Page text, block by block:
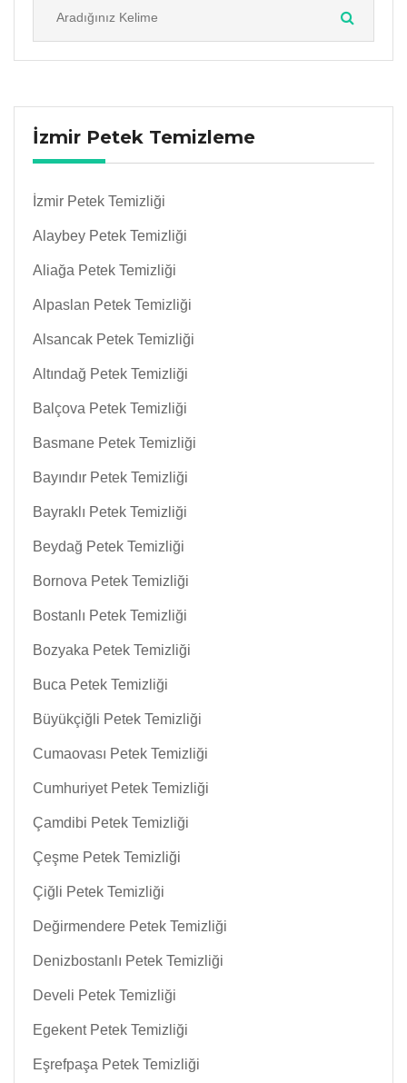
İzmir Petek Temizleme
İzmir Petek Temizliği
Alaybey Petek Temizliği
Aliağa Petek Temizliği
Alpaslan Petek Temizliği
Alsancak Petek Temizliği
Altındağ Petek Temizliği
Balçova Petek Temizliği
Basmane Petek Temizliği
Bayındır Petek Temizliği
Bayraklı Petek Temizliği
Beydağ Petek Temizliği
Bornova Petek Temizliği
Bostanlı Petek Temizliği
Bozyaka Petek Temizliği
Buca Petek Temizliği
Büyükçiğli Petek Temizliği
Cumaovası Petek Temizliği
Cumhuriyet Petek Temizliği
Çamdibi Petek Temizliği
Çeşme Petek Temizliği
Çiğli Petek Temizliği
Değirmendere Petek Temizliği
Denizbostanlı Petek Temizliği
Develi Petek Temizliği
Egekent Petek Temizliği
Eşrefpaşa Petek Temizliği